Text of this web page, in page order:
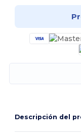
Descripción del